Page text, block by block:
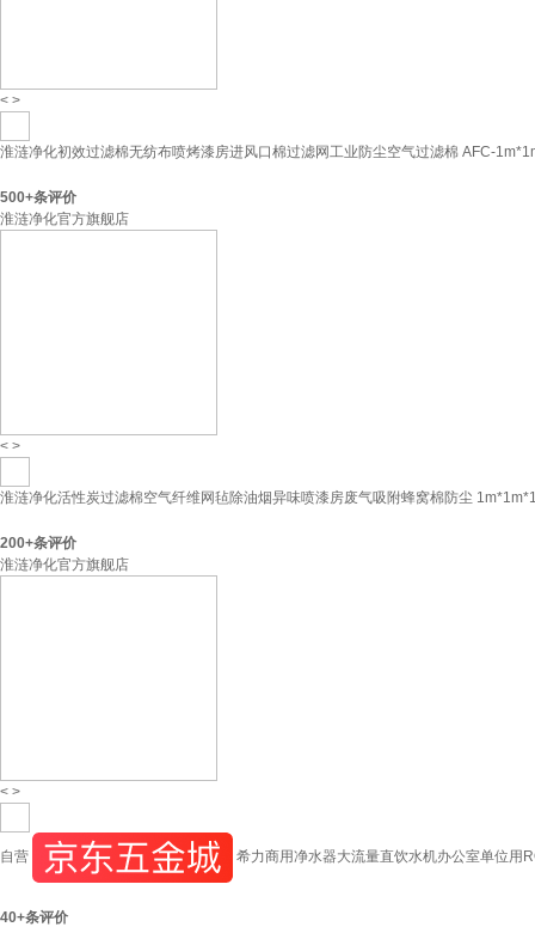
< >
淮涟净化初效过滤棉无纺布喷烤漆房进风口棉过滤网工业防尘空气过滤棉 AFC-
500+条评价
淮涟净化官方旗舰店
< >
淮涟净化活性炭过滤棉空气纤维网毡除油烟异味喷漆房废气吸附蜂窝棉防尘
200+条评价
淮涟净化官方旗舰店
< >
自营 希力商用净水器大流量直饮水机办公室单位用
40+条评价